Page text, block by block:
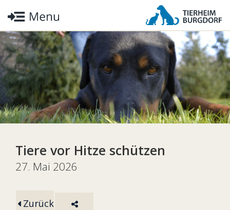
Tiere vor Hitze schützen
27. Mai 2026
Zurück